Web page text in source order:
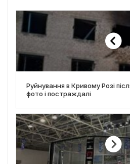
Руйнування в Кривому Розі
фото і постраждалі